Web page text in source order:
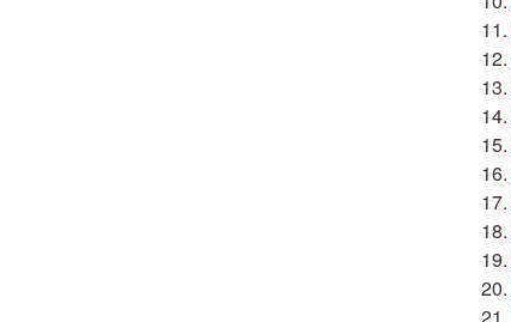
11.
12.
13.
14.
15.
16.
17.
18.
19.
20.